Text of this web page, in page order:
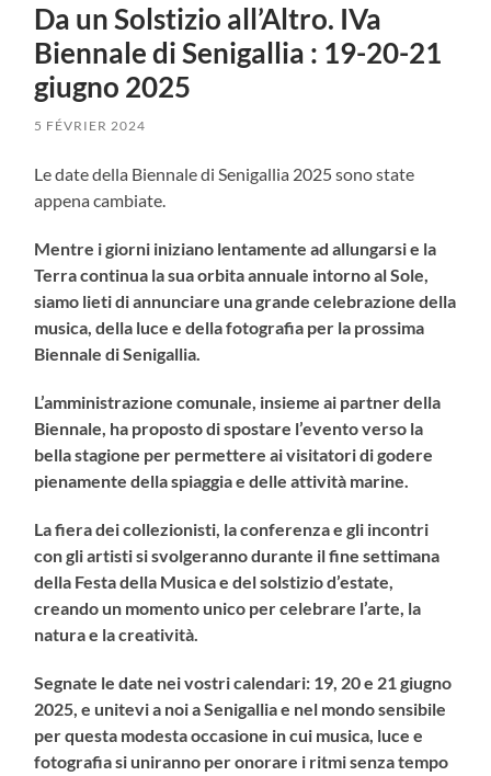
Da un Solstizio all’Altro. IVa
Biennale di Senigallia : 19-20-21
giugno 2025
5 FÉVRIER 2024
Le date della Biennale di Senigallia 2025 sono state
appena cambiate.
Mentre i giorni iniziano lentamente ad allungarsi e la
Terra continua la sua orbita annuale intorno al Sole,
siamo lieti di annunciare una grande celebrazione della
musica, della luce e della fotografia per la prossima
Biennale di Senigallia.
L’amministrazione comunale, insieme ai partner della
Biennale, ha proposto di spostare l’evento verso la
bella stagione per permettere ai visitatori di godere
pienamente della spiaggia e delle attività marine.
La fiera dei collezionisti, la conferenza e gli incontri
con gli artisti si svolgeranno durante il fine settimana
della Festa della Musica e del solstizio d’estate,
creando un momento unico per celebrare l’arte, la
natura e la creatività.
Segnate le date nei vostri calendari: 19, 20 e 21 giugno
2025, e unitevi a noi a Senigallia e nel mondo sensibile
per questa modesta occasione in cui musica, luce e
fotografia si uniranno per onorare i ritmi senza tempo